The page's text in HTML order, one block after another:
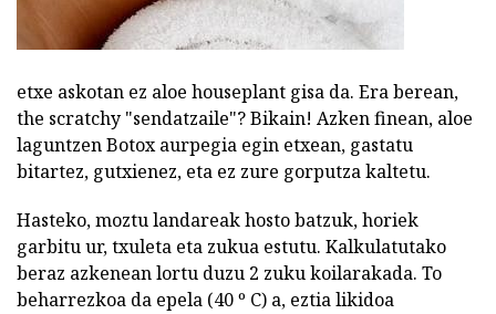
etxe askotan ez aloe houseplant gisa da. Era berean,
the scratchy "sendatzaile"? Bikain! Azken finean, aloe
laguntzen Botox aurpegia egin etxean, gastatu
bitartez, gutxienez, eta ez zure gorputza kaltetu.
Hasteko, moztu landareak hosto batzuk, horiek
garbitu ur, txuleta eta zukua estutu. Kalkulatutako
beraz azkenean lortu duzu 2 zuku koilarakada. To
beharrezkoa da epela (40 º C) a, eztia likidoa